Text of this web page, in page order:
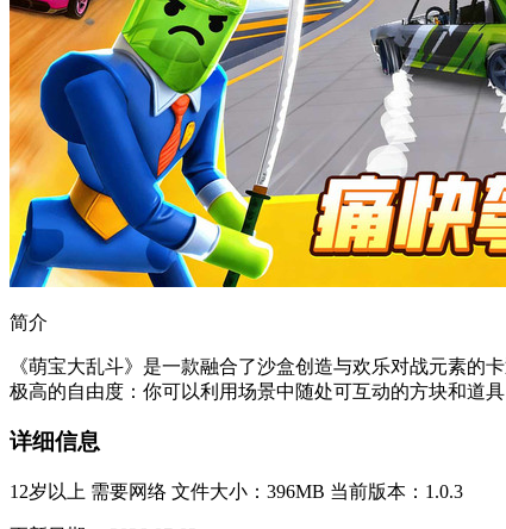
简介
《萌宝大乱斗》是一款融合了沙盒创造与欢乐对战元素
极高的自由度：你可以利用场景中随处可互动的方块和道
详细信息
12岁以上 需要网络 文件大小：396MB 当前版本：1.0.3